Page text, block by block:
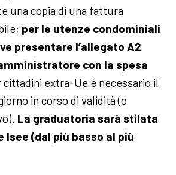
una copia di una fattura
per le utenze condominiali
presentare l’allegato A2
con la spesa
cittadini extra-Ue è necessario il
in corso di validità (o
La graduatoria sarà stilata
Isee (dal più basso al più